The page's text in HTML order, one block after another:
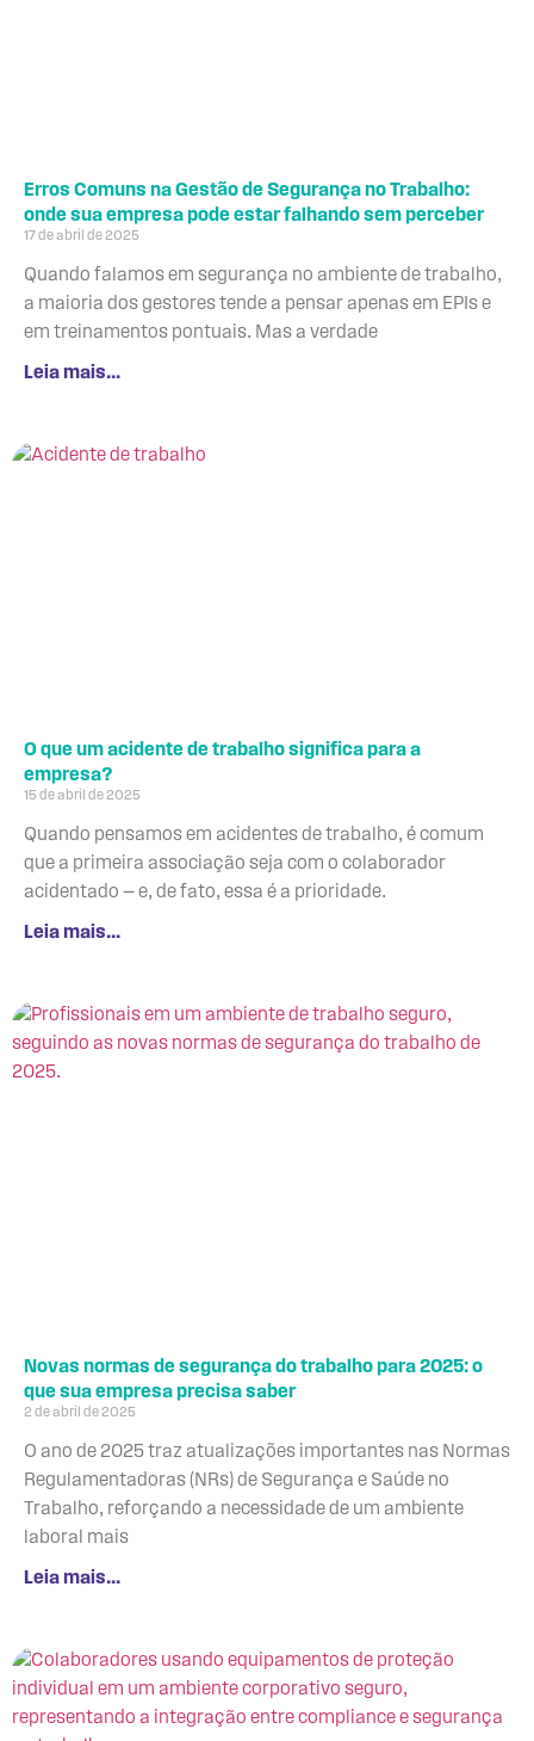
Erros Comuns na Gestão de Segurança no Trabalho:
onde sua empresa pode estar falhando sem perceber
17 de abril de 2025
Quando falamos em segurança no ambiente de trabalho,
a maioria dos gestores tende a pensar apenas em EPIs e
em treinamentos pontuais. Mas a verdade
Leia mais...
O que um acidente de trabalho significa para a
empresa?
15 de abril de 2025
Quando pensamos em acidentes de trabalho, é comum
que a primeira associação seja com o colaborador
acidentado — e, de fato, essa é a prioridade.
Leia mais...
Novas normas de segurança do trabalho para 2025: o
que sua empresa precisa saber
2 de abril de 2025
O ano de 2025 traz atualizações importantes nas Normas
Regulamentadoras (NRs) de Segurança e Saúde no
Trabalho, reforçando a necessidade de um ambiente
laboral mais
Leia mais...